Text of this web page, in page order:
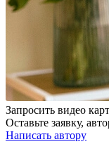
Запросить видео
Оставьте заявку,
Написать автору